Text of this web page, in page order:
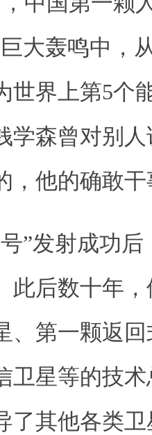
大轰鸣中，
世界上第5个
学森曾对别
，他的确敢
发射成功后
此后数十年
、第一颗返
卫星等的技
了其他各类